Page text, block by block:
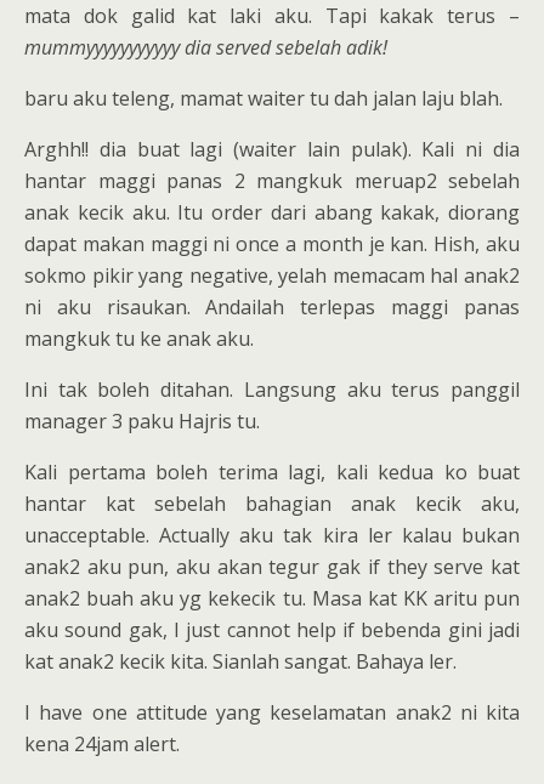
mata dok galid kat laki aku. Tapi kakak terus –
mummyyyyyyyyyyy dia served sebelah adik!
baru aku teleng, mamat waiter tu dah jalan laju blah.
Arghh!! dia buat lagi (waiter lain pulak). Kali ni dia
hantar maggi panas 2 mangkuk meruap2 sebelah
anak kecik aku. Itu order dari abang kakak, diorang
dapat makan maggi ni once a month je kan. Hish, aku
sokmo pikir yang negative, yelah memacam hal anak2
ni aku risaukan. Andailah terlepas maggi panas
mangkuk tu ke anak aku.
Ini tak boleh ditahan. Langsung aku terus panggil
manager 3 paku Hajris tu.
Kali pertama boleh terima lagi, kali kedua ko buat
hantar kat sebelah bahagian anak kecik aku,
unacceptable. Actually aku tak kira ler kalau bukan
anak2 aku pun, aku akan tegur gak if they serve kat
anak2 buah aku yg kekecik tu. Masa kat KK aritu pun
aku sound gak, I just cannot help if bebenda gini jadi
kat anak2 kecik kita. Sianlah sangat. Bahaya ler.
I have one attitude yang keselamatan anak2 ni kita
kena 24jam alert.